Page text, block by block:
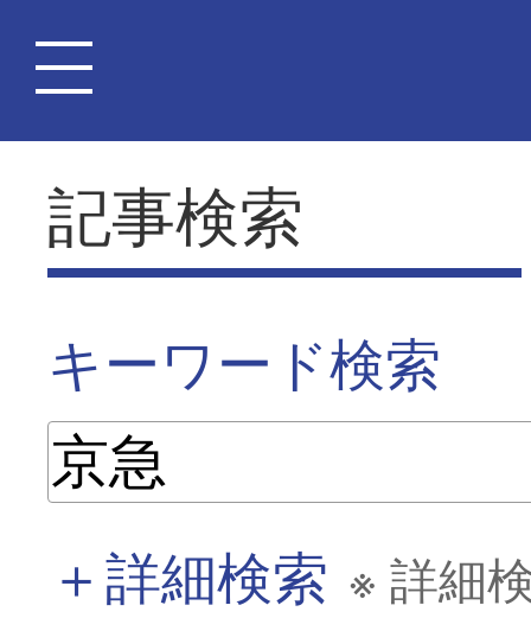
記事検索
キーワード検索
＋詳細検索 ※ 詳細